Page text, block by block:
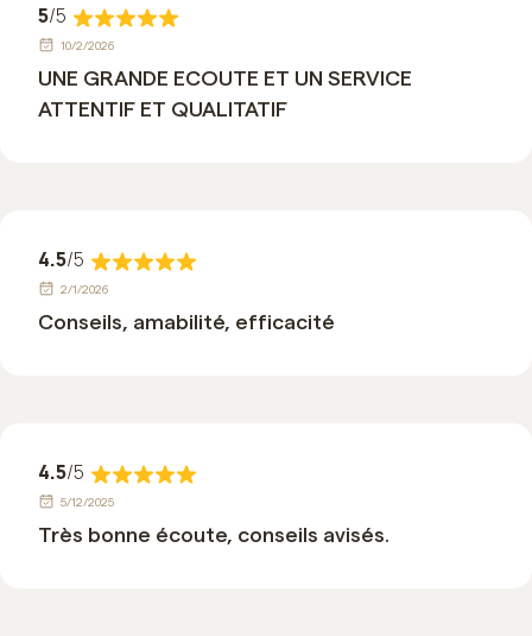
5/5
10/2/2026
UNE GRANDE ECOUTE ET UN SERVICE
ATTENTIF ET QUALITATIF
4.5/5
2/1/2026
Conseils, amabilité, efficacité
4.5/5
5/12/2025
Très bonne écoute, conseils avisés.